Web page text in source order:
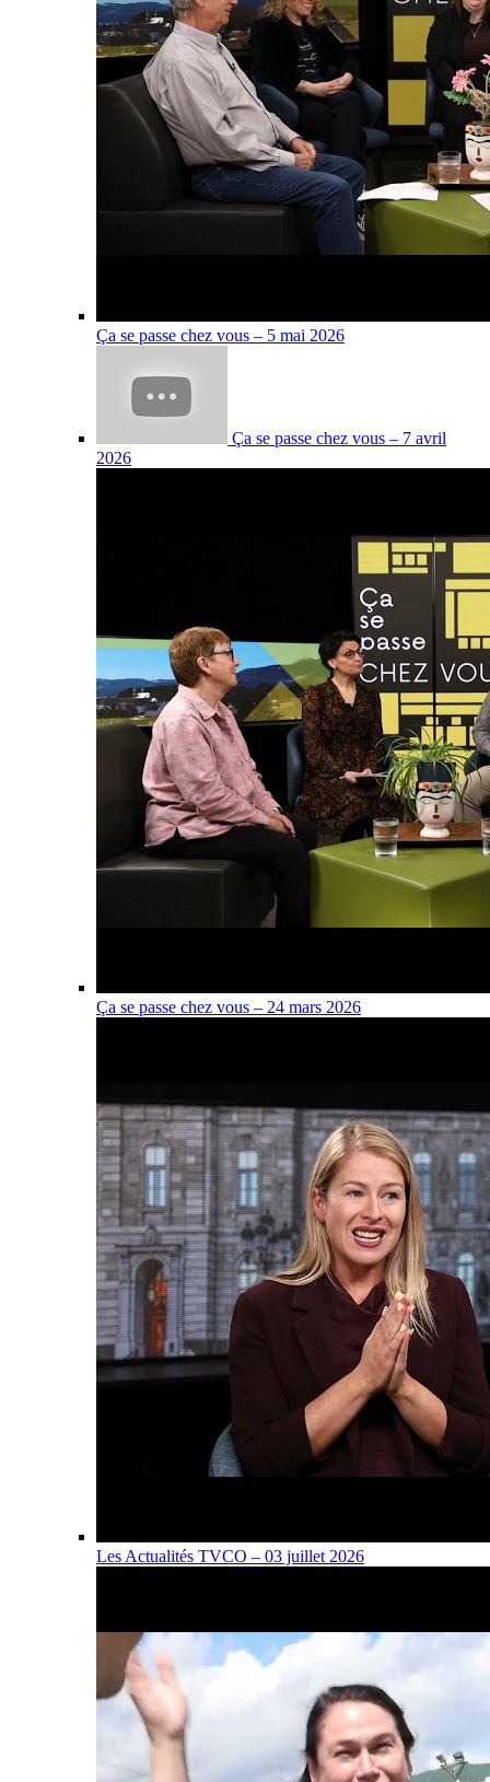
Ça se passe chez vous – 5 mai 2026
Ça se passe chez vous – 7 avril
2026
Ça se passe chez vous – 24 mars 2026
Les Actualités TVCO – 03 juillet 2026